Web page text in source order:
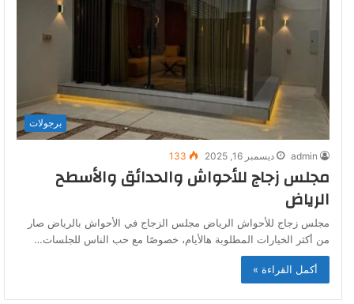
برجولات
admin ديسمبر 16, 2025 133
مجلس زجاج للأحواش والحدائق والأسطح
الرياض
مجلس زجاج للأحواش الرياض مجلس الزجاج في الأحواش بالرياض صار
من أكثر الخيارات المطلوبة هالأيام، خصوصًا مع حب الناس للجلسات…
أكمل القراءة »